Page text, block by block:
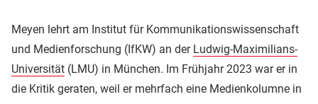
Meyen lehrt am Institut für Kommunikationswissenschaft
und Medienforschung (IfKW) an der Ludwig-Maximilians-
Universität (LMU) in München. Im Frühjahr 2023 war er in
die Kritik geraten, weil er mehrfach eine Medienkolumne in